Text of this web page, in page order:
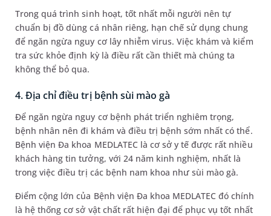
Trong quá trình sinh hoạt, tốt nhất mỗi người nên tự
chuẩn bị đồ dùng cá nhân riêng, hạn chế sử dụng chung
để ngăn ngừa nguy cơ lây nhiễm virus. Việc khám và kiểm
tra sức khỏe định kỳ là điều rất cần thiết mà chúng ta
không thể bỏ qua.
4. Địa chỉ điều trị bệnh sùi mào gà
Để ngăn ngừa nguy cơ bệnh phát triển nghiêm trọng,
bệnh nhân nên đi khám và điều trị bệnh sớm nhất có thể.
Bệnh viện Đa khoa MEDLATEC là cơ sở y tế được rất nhiều
khách hàng tin tưởng, với 24 năm kinh nghiệm, nhất là
trong việc điều trị các bệnh nam khoa như sùi mào gà.
Điểm cộng lớn của Bệnh viện Đa khoa MEDLATEC đó chính
là hệ thống cơ sở vật chất rất hiện đại để phục vụ tốt nhất